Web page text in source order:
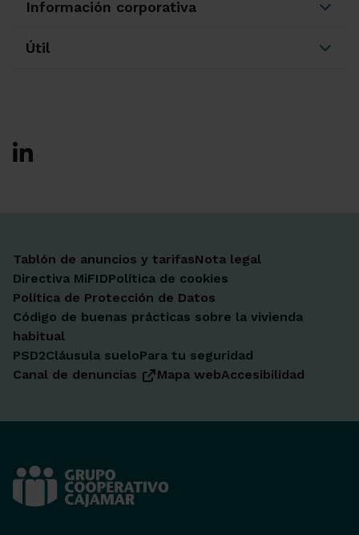
Información corporativa
Útil
Ir a Facebook
Ir a X-twitter
Ir a Instagram
Ir a Linkedin
Ir a Youtube
Ir a Blogger
Ir a Vimeo
Tablón de anuncios y tarifasNota legal
Directiva MiFIDPolítica de cookies
Política de Protección de Datos
Código de buenas prácticas sobre la vivienda
habitual
PSD2Cláusula sueloPara tu seguridad
Canal de denuncias
Mapa webAccesibilidad